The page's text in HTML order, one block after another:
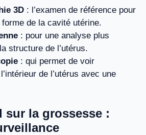
3D : l’examen de référence pour
de la cavité utérine.
: pour une analyse plus
structure de l’utérus.
: qui permet de voir
de l’utérus avec une
sur la grossesse :